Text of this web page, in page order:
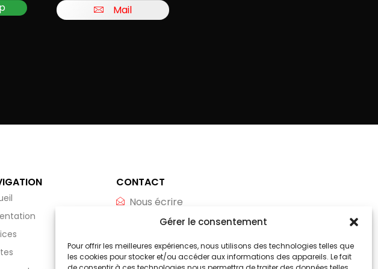
Gérer le consentement
Pour offrir les meilleures expériences, nous utilisons des technologies telles que
les cookies pour stocker et/ou accéder aux informations des appareils. Le fait
Mail
CONTACT
Nous écrire
Whatsapp
Téléphone